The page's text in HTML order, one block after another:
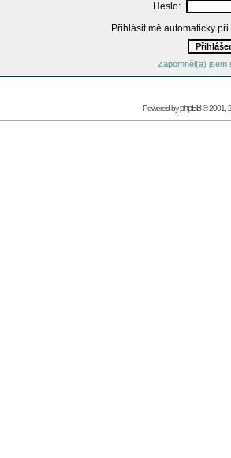
Heslo:
Přihlásit mě automaticky
Zapomněl(a) jsem
Powered byphpBB© 2001,